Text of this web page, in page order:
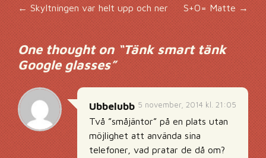
Inläggsnavigering
←Skyltningen var helt upp och ner S+O= Matte →
One thought on “Tänk smart tänk
Google glasses”
5 november, 2014 kl. 21:05
Ubbelubb
Två ”småjäntor” på en plats utan
möjlighet att använda sina
telefoner, vad pratar de då om?